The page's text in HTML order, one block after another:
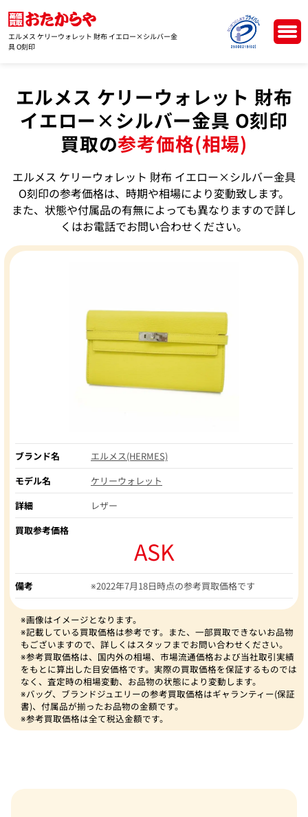
エルメス ケリーウォレット 財布 イエロー×シルバー金
具 O刻印
エルメス ケリーウォレット 財布
イエロー×シルバー金具 O刻印
買取の参考価格(相場)
エルメス ケリーウォレット 財布 イエロー×シルバー金具
O刻印の参考価格は、時期や相場により変動致します。
また、状態や付属品の有無によっても異なりますので詳し
くはお電話でお問い合わせください。
ブランド名
エルメス(HERMES)
モデル名
ケリーウォレット
詳細
レザー
買取参考価格
ASK
備考 ※2022年7月18日時点の参考買取価格です
※画像はイメージとなります。
※記載している買取価格は参考です。また、一部買取できないお品物
もございますので、詳しくはスタッフまでお問い合わせください。
※参考買取価格は、国内外の相場、市場流通価格および当社取引実績
をもとに算出した目安価格です。実際の買取価格を保証するものでは
なく、査定時の相場変動、お品物の状態により変動します。
※バッグ、ブランドジュエリーの参考買取価格はギャランティー(保証
書)、付属品が揃ったお品物の金額です。
※参考買取価格は全て税込金額です。